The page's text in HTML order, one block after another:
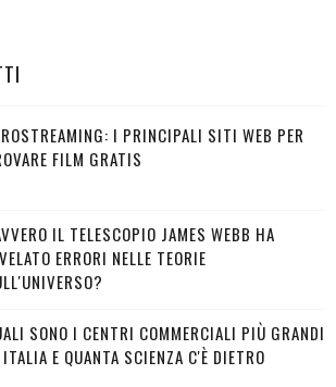
I PRINCIPALI SITI WEB PER
FILM GRATIS
IL TELESCOPIO JAMES WEBB HA
ERRORI NELLE TEORIE
SONO I CENTRI COMMERCIALI PIÙ GRANDI
E QUANTA SCIENZA C'È DIETRO